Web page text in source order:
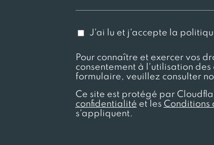
J'ai lu et j'accepte la
Pour connaître et exercer vos
consentement à l'utilisation
formulaire, veuillez consulter
Ce site est protégé par
confidentialité et les Conditions
s'appliquent.